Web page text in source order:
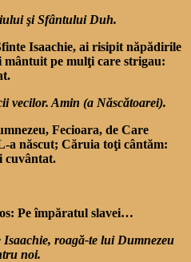
şi Sfântului Duh.
Isaachie, ai risipit năpădirile
pe mulţi care strigau:
vecilor. Amin (a Născătoarei).
Fecioara, de Care
a născut; Căruia toţi cântăm:
cuvântat.
Pe împăratul slavei…
roagă-te lui Dumnezeu
noi.